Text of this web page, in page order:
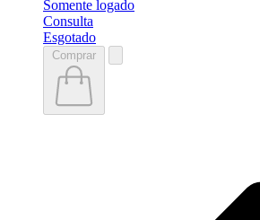
Somente logado
Consulta
Esgotado
Comprar